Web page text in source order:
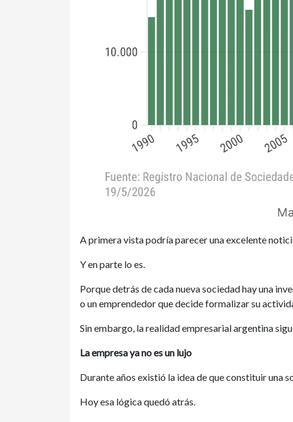
A primera vista podría parecer una excelente
Y en parte lo es.
Porque detrás de cada nueva sociedad hay una
o un emprendedor que decide formalizar su
Sin embargo, la realidad empresarial argentina
La empresa ya no es un lujo
Durante años existió la idea de que constituir una
Hoy esa lógica quedó atrás.